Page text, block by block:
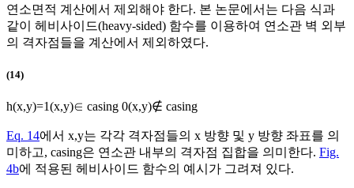
연소면적 계산에서 제외해야 한다. 본 논문에서는 다음 식과
같이 헤비사이드(heavy-sided) 함수를 이용하여 연소관 벽 외부
의 격자점들을 계산에서 제외하였다.
(14)
h(x,y)=1(x,y)∈ casing 0(x,y)∉ casing
Eq. 14에서 x,y는 각각 격자점들의 x 방향 및 y 방향 좌표를 의
미하고, casing은 연소관 내부의 격자점 집합을 의미한다. Fig.
4b에 적용된 헤비사이드 함수의 예시가 그려져 있다.